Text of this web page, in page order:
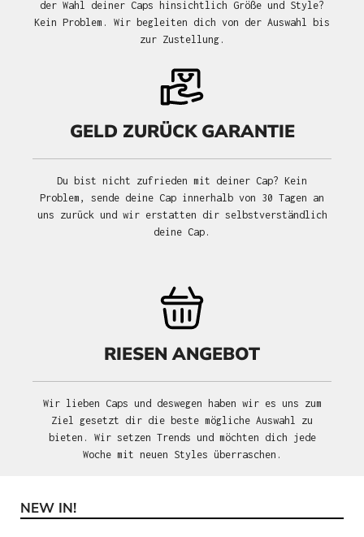
der Wahl deiner Caps hinsichtlich Größe und Style?
Kein Problem. Wir begleiten dich von der Auswahl bis
zur Zustellung.
GELD ZURÜCK GARANTIE
Du bist nicht zufrieden mit deiner Cap? Kein
Problem, sende deine Cap innerhalb von 30 Tagen an
uns zurück und wir erstatten dir selbstverständlich
deine Cap.
RIESEN ANGEBOT
Wir lieben Caps und deswegen haben wir es uns zum
Ziel gesetzt dir die beste mögliche Auswahl zu
bieten. Wir setzen Trends und möchten dich jede
Woche mit neuen Styles überraschen.
Produktgalerie überspringen
NEW IN!